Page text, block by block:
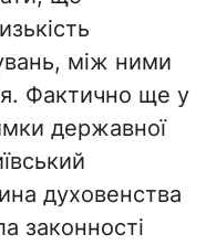
між ними
Фактично ще у
державної
духовенства
законності